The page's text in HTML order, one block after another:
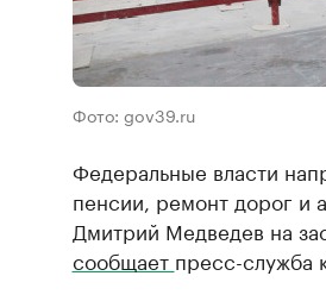
Фото: gov39.ru
Федеральные власти
пенсии, ремонт дорог и
Дмитрий Медведев на
сообщает пресс-служба